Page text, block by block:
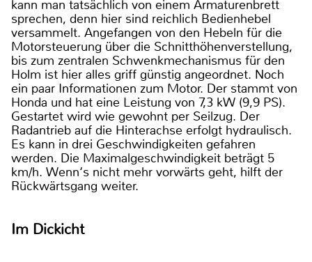
kann man tatsächlich von einem Armaturenbrett
sprechen, denn hier sind reichlich Bedienhebel
versammelt. Angefangen von den Hebeln für die
Motorsteuerung über die Schnitthöhenverstellung,
bis zum zentralen Schwenkmechanismus für den
Holm ist hier alles griff günstig angeordnet. Noch
ein paar Informationen zum Motor. Der stammt von
Honda und hat eine Leistung von 7,3 kW (9,9 PS).
Gestartet wird wie gewohnt per Seilzug. Der
Radantrieb auf die Hinterachse erfolgt hydraulisch.
Es kann in drei Geschwindigkeiten gefahren
werden. Die Maximalgeschwindigkeit beträgt 5
km/h. Wenn‘s nicht mehr vorwärts geht, hilft der
Rückwärtsgang weiter.
Im Dickicht